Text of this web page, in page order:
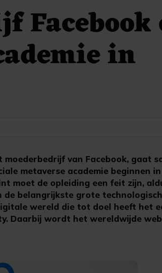
Facebook
in
moederbedrijf van Facebook, gaat
metaverse academie beginnen
moet de opleiding een feit zijn,
de belangrijkste grote
wereld die tot doel heeft het
Daarbij wordt het wereldwijde